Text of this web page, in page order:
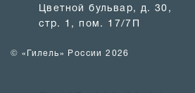
Цветной бульвар, д. 30,
стр. 1, пом. 17/7П
© «Гилель» России 2026